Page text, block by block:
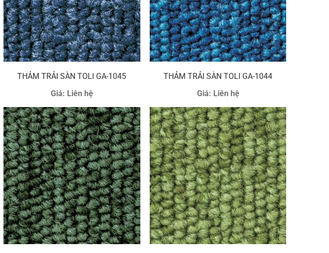
THẢM TRẢI SÀN TOLI GA-1045
Giá: Liên hệ
THẢM TRẢI SÀN TOLI GA-1044
Giá: Liên hệ